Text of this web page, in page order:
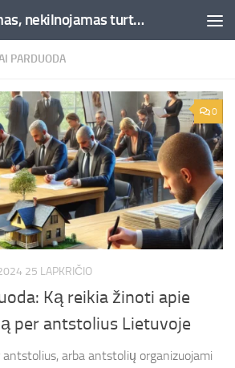
Akcijos, Investavimas, nekilnojamas turtas, kriptovaliutos - Besociai.lt
PARDUODA
0
25 LAPKRIČIO
Ką reikia žinoti apie
per antstolius Lietuvoje
arba antstolių organizuojami